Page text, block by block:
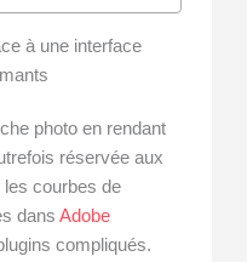
à une interface
photo en rendant
réservée aux
courbes de
dansAdobe
compliqués.